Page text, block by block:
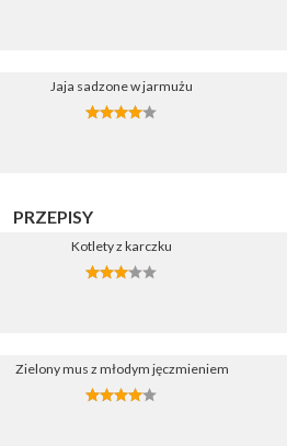
Jaja sadzone w jarmużu
PRZEPISY
Kotlety z karczku
Zielony mus z młodym jęczmieniem